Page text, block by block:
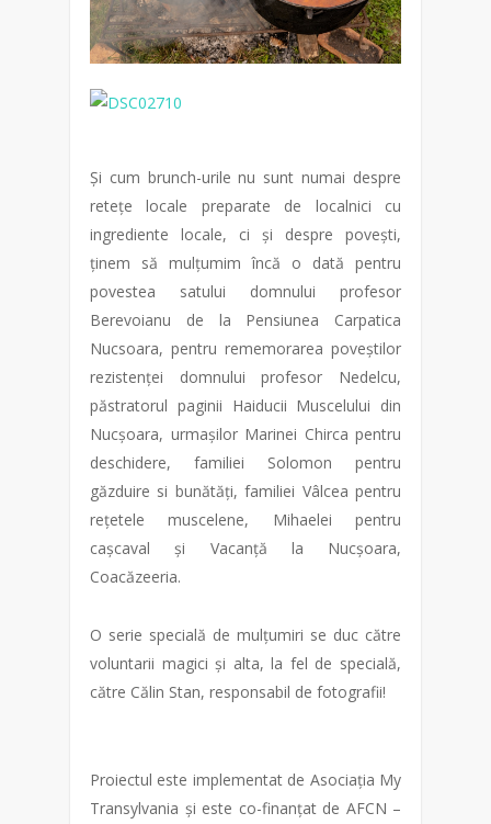
Și cum brunch-urile nu sunt numai despre
retețe locale preparate de localnici cu
ingrediente locale, ci și despre povești,
ținem să mulțumim încă o dată pentru
povestea satului domnului profesor
Berevoianu de la Pensiunea Carpatica
Nucsoara, pentru rememorarea poveștilor
rezistenței domnului profesor Nedelcu,
păstratorul paginii Haiducii Muscelului din
Nucșoara, urmașilor Marinei Chirca pentru
deschidere, familiei Solomon pentru
găzduire si bunătăți, familiei Vâlcea pentru
rețetele muscelene, Mihaelei pentru
cașcaval și Vacanță la Nucșoara,
Coacăzeeria.
O serie specială de mulțumiri se duc către
voluntarii magici și alta, la fel de specială,
către Călin Stan, responsabil de fotografii!
Proiectul este implementat de Asociația My
Transylvania și este co-finanțat de AFCN –